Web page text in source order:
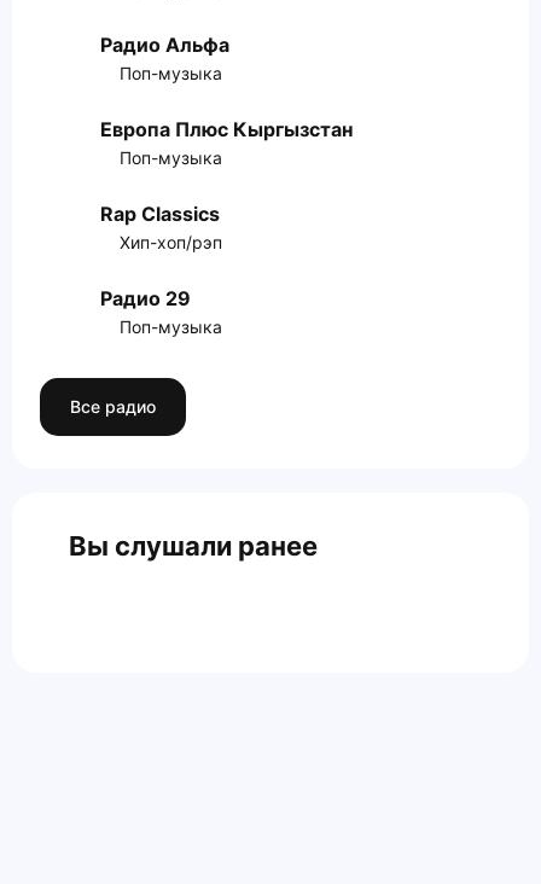
Радио Альфа
Поп-музыка
Европа Плюс Кыргызстан
Поп-музыка
Rap Classics
Хип-хоп/рэп
Радио 29
Поп-музыка
Все радио
Вы слушали ранее